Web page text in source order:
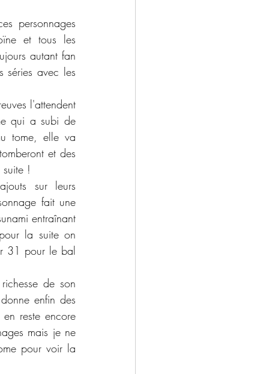
personnages
et tous les
autant fan
séries avec les
l'attendent
qui a subi de
tome, elle va
et des
!
sur leurs
fait une
entraînant
la suite on
31 pour le bal
de son
enfin des
reste encore
mais je ne
pour voir la